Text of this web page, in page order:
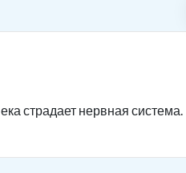
страдает нервная система.